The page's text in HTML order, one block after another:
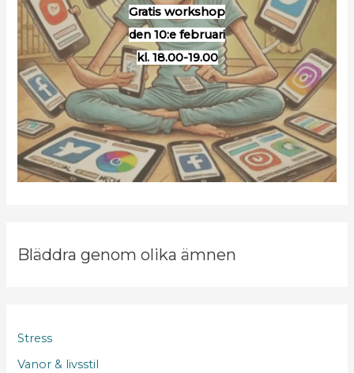
Gratis workshop
den 10:e februari
kl. 18.00-19.00
Bläddra genom olika ämnen
Stress
Vanor & livsstil